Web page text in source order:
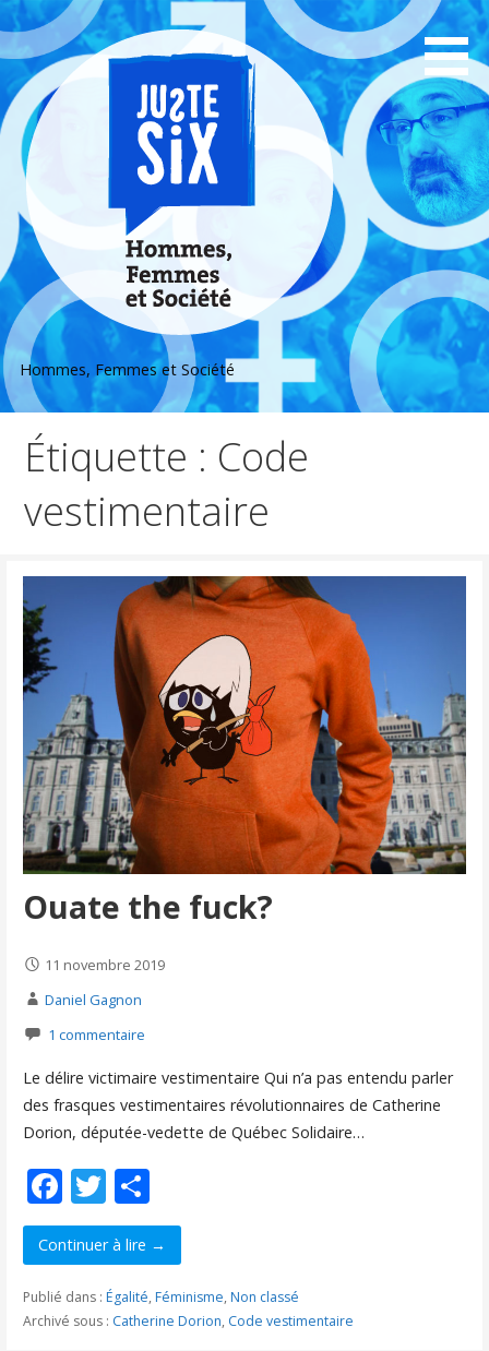
Passer
au
contenu
Hommes, Femmes et Société
Étiquette : Code
vestimentaire
Ouate the fuck?
11 novembre 2019
Daniel Gagnon
1 commentaire
Le délire victimaire vestimentaire Qui n’a pas entendu parler
des frasques vestimentaires révolutionnaires de Catherine
Dorion, députée-vedette de Québec Solidaire…
F
ac
e
b
o
T
w
itt
er
P
ar
ta
g
er
Continuer à lire →
Publié dans : Égalité, Féminisme, Non classé
Archivé sous : Catherine Dorion, Code vestimentaire